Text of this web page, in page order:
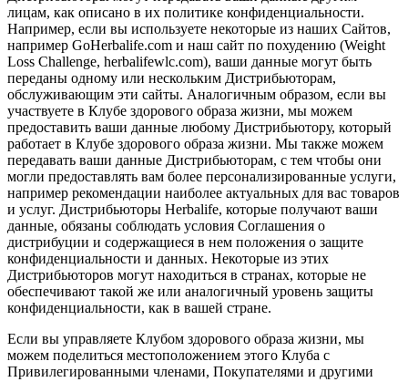
лицам, как описано в их политике конфиденциальности.
Например, если вы используете некоторые из наших Сайтов,
например GoHerbalife.com и наш сайт по похудению (Weight
Loss Challenge, herbalifewlc.com), ваши данные могут быть
переданы одному или нескольким Дистрибьюторам,
обслуживающим эти сайты. Аналогичным образом, если вы
участвуете в Клубе здорового образа жизни, мы можем
предоставить ваши данные любому Дистрибьютору, который
работает в Клубе здорового образа жизни. Мы также можем
передавать ваши данные Дистрибьюторам, с тем чтобы они
могли предоставлять вам более персонализированные услуги,
например рекомендации наиболее актуальных для вас товаров
и услуг. Дистрибьюторы Herbalife, которые получают ваши
данные, обязаны соблюдать условия Соглашения о
дистрибуции и содержащиеся в нем положения о защите
конфиденциальности и данных. Некоторые из этих
Дистрибьюторов могут находиться в странах, которые не
обеспечивают такой же или аналогичный уровень защиты
конфиденциальности, как в вашей стране.
Если вы управляете Клубом здорового образа жизни, мы
можем поделиться местоположением этого Клуба с
Привилегированными членами, Покупателями и другими